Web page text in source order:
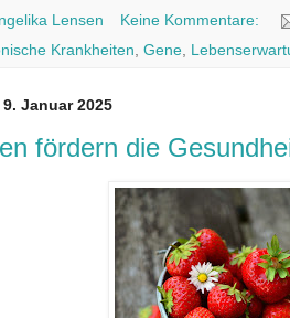
Lensen
Keine Kommentare:
Krankheiten, Gene,
Januar 2025
fördern die